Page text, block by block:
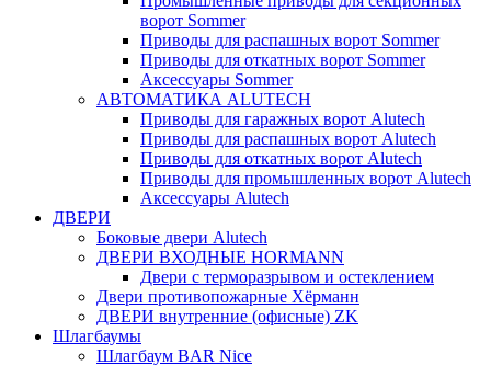
ворот Sommer
Приводы для распашных ворот Sommer
Приводы для откатных ворот Sommer
Аксессуары Sommer
АВТОМАТИКА ALUTECH
Приводы для гаражных ворот Alutech
Приводы для распашных ворот Alutech
Приводы для откатных ворот Alutech
Приводы для промышленных ворот Alutech
Аксессуары Alutech
ДВЕРИ
Боковые двери Alutech
ДВЕРИ ВХОДНЫЕ HORMANN
Двери с терморазрывом и остеклением
Двери противопожарные Хёрманн
ДВЕРИ внутренние (офисные) ZK
Шлагбаумы
Шлагбаум BAR Nice